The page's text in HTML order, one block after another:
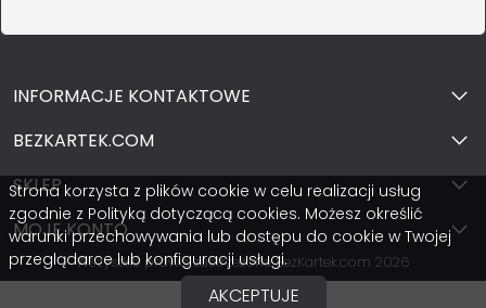
INFORMACJE KONTAKTOWE
BEZKARTEK.COM
SKLEP
MOJE KONTO
Wszystkie prawa zastrzeżone BezKartek.com 2026
Strona korzysta z plików cookie w celu realizacji usług
zgodnie z Polityką dotyczącą cookies. Możesz określić
warunki przechowywania lub dostępu do cookie w Twojej
przeglądarce lub konfiguracji usługi.
AKCEPTUJE